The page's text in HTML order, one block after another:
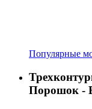
Популярные
Порошок -